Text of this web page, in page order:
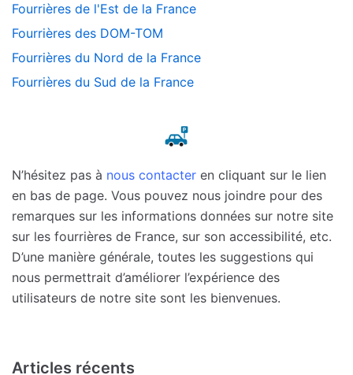
Fourrières de l'Est de la France
Fourrières des DOM-TOM
Fourrières du Nord de la France
Fourrières du Sud de la France
N’hésitez pas à nous contacter en cliquant sur le lien
en bas de page. Vous pouvez nous joindre pour des
remarques sur les informations données sur notre site
sur les fourrières de France, sur son accessibilité, etc.
D’une manière générale, toutes les suggestions qui
nous permettrait d’améliorer l’expérience des
utilisateurs de notre site sont les bienvenues.
Articles récents